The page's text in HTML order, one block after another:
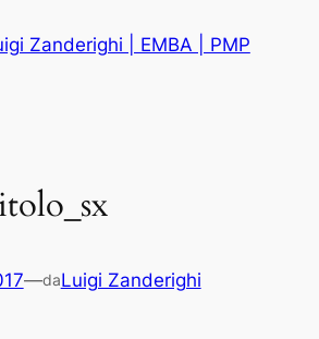
Zanderighi | EMBA | PMP
—daLuigi Zanderighi